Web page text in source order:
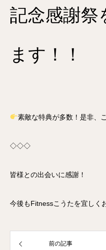
記念感謝祭
ます！！
素敵な特典が多数！是非、
◇◇◇
皆様との出会いに感謝！
今後もFitnessこうたを宜しく
前の記事